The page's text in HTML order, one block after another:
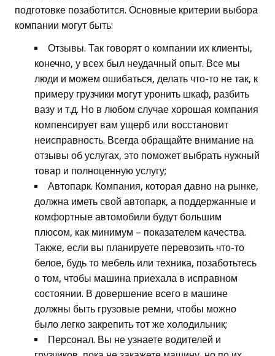
подготовке позаботится. Основные критерии выбора
компании могут быть:
Отзывы. Так говорят о компании их клиенты,
конечно, у всех был неудачный опыт. Все мы
люди и можем ошибаться, делать что-то не так, к
примеру грузчики могут уронить шкаф, разбить
вазу и т.д. Но в любом случае хорошая компания
компенсирует вам ущерб или восстановит
неисправность. Всегда обращайте внимание на
отзывы об услугах, это поможет выбрать нужный
товар и полноценную услугу;
Автопарк. Компания, которая давно на рынке,
должна иметь свой автопарк, а поддержанные и
комфортные автомобили будут большим
плюсом, как минимум – показателем качества.
Также, если вы планируете перевозить что-то
белое, будь то мебель или техника, позаботьтесь
о том, чтобы машина приехала в исправном
состоянии. В довершение всего в машине
должны быть грузовые ремни, чтобы можно
было легко закрепить тот же холодильник;
Персонал. Вы не узнаете водителей и